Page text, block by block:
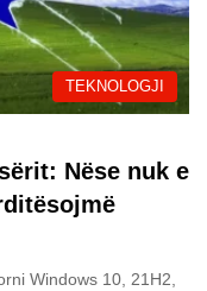
TEKNOLOGJI
Nëse nuk e
Windows 10, 21H2,